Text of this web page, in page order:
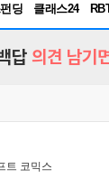
딩 클래스24
독
답 의견 남기
트 코믹스